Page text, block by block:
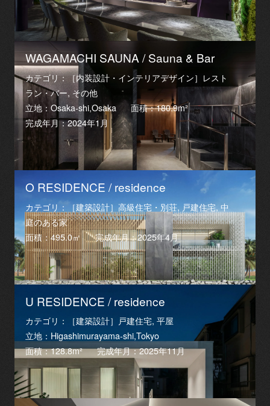
WAGAMACHI SAUNA / Sauna & Bar
カテゴリ：［内装設計・インテリアデザイン］レスト
ラン・バー, その他
立地：Osaka-shi,Osaka
面積：180.9m²
完成年月：2024年1月
O RESIDENCE / residence
カテゴリ：［建築設計］高級住宅・別荘, 戸建住宅, 中
庭のある家
面積：495.0㎡
完成年月：2025年4月
U RESIDENCE / residence
カテゴリ：［建築設計］戸建住宅, 平屋
立地：Higashimurayama-shi,Tokyo
面積：128.8m²
完成年月：2025年11月